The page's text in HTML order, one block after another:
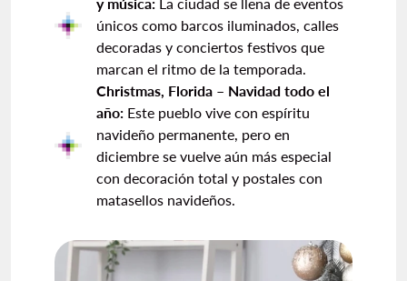
únicos como barcos iluminados, calles
decoradas y conciertos festivos que
marcan el ritmo de la temporada.
Christmas, Florida – Navidad todo el
año: Este pueblo vive con espíritu
navideño permanente, pero en
diciembre se vuelve aún más especial
con decoración total y postales con
matasellos navideños.